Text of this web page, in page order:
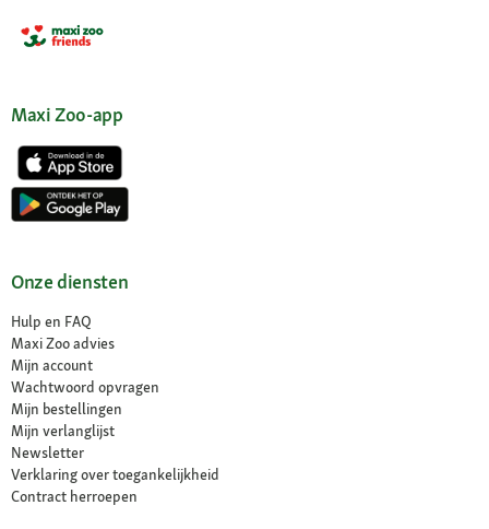
Maxi Zoo-app
Onze diensten
Hulp en FAQ
Maxi Zoo advies
Mijn account
Wachtwoord opvragen
Mijn bestellingen
Mijn verlanglijst
Newsletter
Verklaring over toegankelijkheid
Contract herroepen